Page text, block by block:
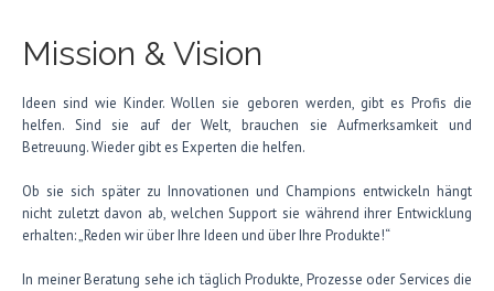
Mission & Vision
Ideen sind wie Kinder. Wollen sie geboren werden, gibt es Profis die
helfen. Sind sie auf der Welt, brauchen sie Aufmerksamkeit und
Betreuung. Wieder gibt es Experten die helfen.
Ob sie sich später zu Innovationen und Champions entwickeln hängt
nicht zuletzt davon ab, welchen Support sie während ihrer Entwicklung
erhalten: „Reden wir über Ihre Ideen und über Ihre Produkte!“
In meiner Beratung sehe ich täglich Produkte, Prozesse oder Services die